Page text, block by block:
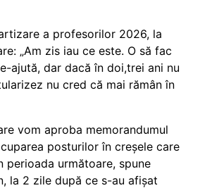
a profesorilor 2026, la
„Am zis iau ce este. O să fac
ajută, dar dacă în doi,trei ani nu
nu cred că mai rămân în
vom aproba memorandumul
posturilor în creșele care
perioada următoare, spune
la 2 zile după ce s-au afișat